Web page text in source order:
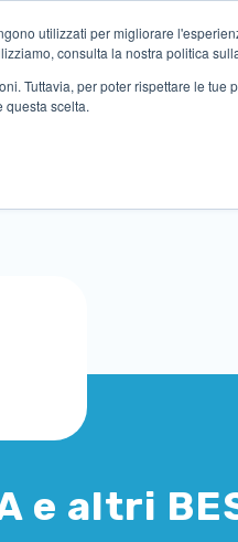
utilizzati per migliorare
consulta la nostra politica
Tuttavia, per poter rispettare le
questa scelta.
e altri